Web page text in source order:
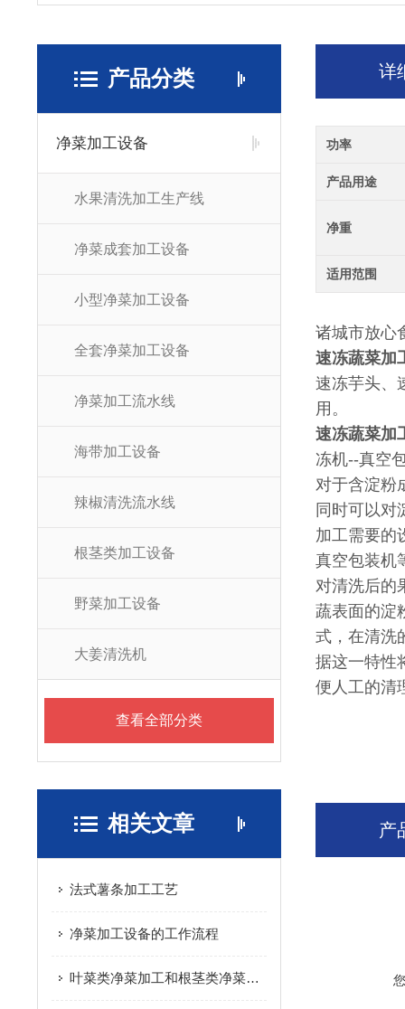
产品分类
净菜加工设备
水果清洗加工生产线
净菜成套加工设备
小型净菜加工设备
全套净菜加工设备
净菜加工流水线
海带加工设备
辣椒清洗流水线
根茎类加工设备
野菜加工设备
大姜清洗机
查看全部分类
相关文章
法式薯条加工工艺
净菜加工设备的工作流程
叶菜类净菜加工和根茎类净菜加工这个两种模式的区别是什么？
详
功率
产品用途
净重
适用范围
诸城市放心
速冻蔬菜加
速冻芋头、
用。
速冻蔬菜加
冻机--真空
对于含淀粉
同时可以对
加工需要的
真空包装机
对清洗后的
蔬表面的淀
式，在清洗
据这一特性
便人工的清
产